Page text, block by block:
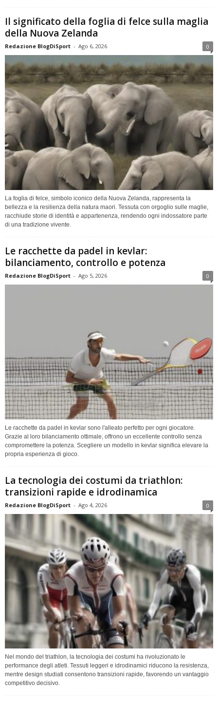
Il significato della foglia di felce sulla maglia
della Nuova Zelanda
Redazione BlogDiSport - Ago 6, 2026 0
La foglia di felce, simbolo iconico della Nuova Zelanda, rappresenta la
bellezza e la resilienza della natura maori. Tessuta con orgoglio sulle maglie,
racchiude storie di identità e appartenenza, rendendo ogni indossatore parte
di una tradizione vivente.
Le racchette da padel in kevlar:
bilanciamento, controllo e potenza
Redazione BlogDiSport - Ago 5, 2026 0
Le racchette da padel in kevlar sono l'alleato perfetto per ogni giocatore.
Grazie al loro bilanciamento ottimale, offrono un eccellente controllo senza
compromettere la potenza. Scegliere un modello in kevlar significa elevare la
propria esperienza di gioco.
La tecnologia dei costumi da triathlon:
transizioni rapide e idrodinamica
Redazione BlogDiSport - Ago 4, 2026 0
Nel mondo del triathlon, la tecnologia dei costumi ha rivoluzionato le
performance degli atleti. Tessuti leggeri e idrodinamici riducono la resistenza,
mentre design studiati consentono transizioni rapide, favorendo un vantaggio
competitivo decisivo.